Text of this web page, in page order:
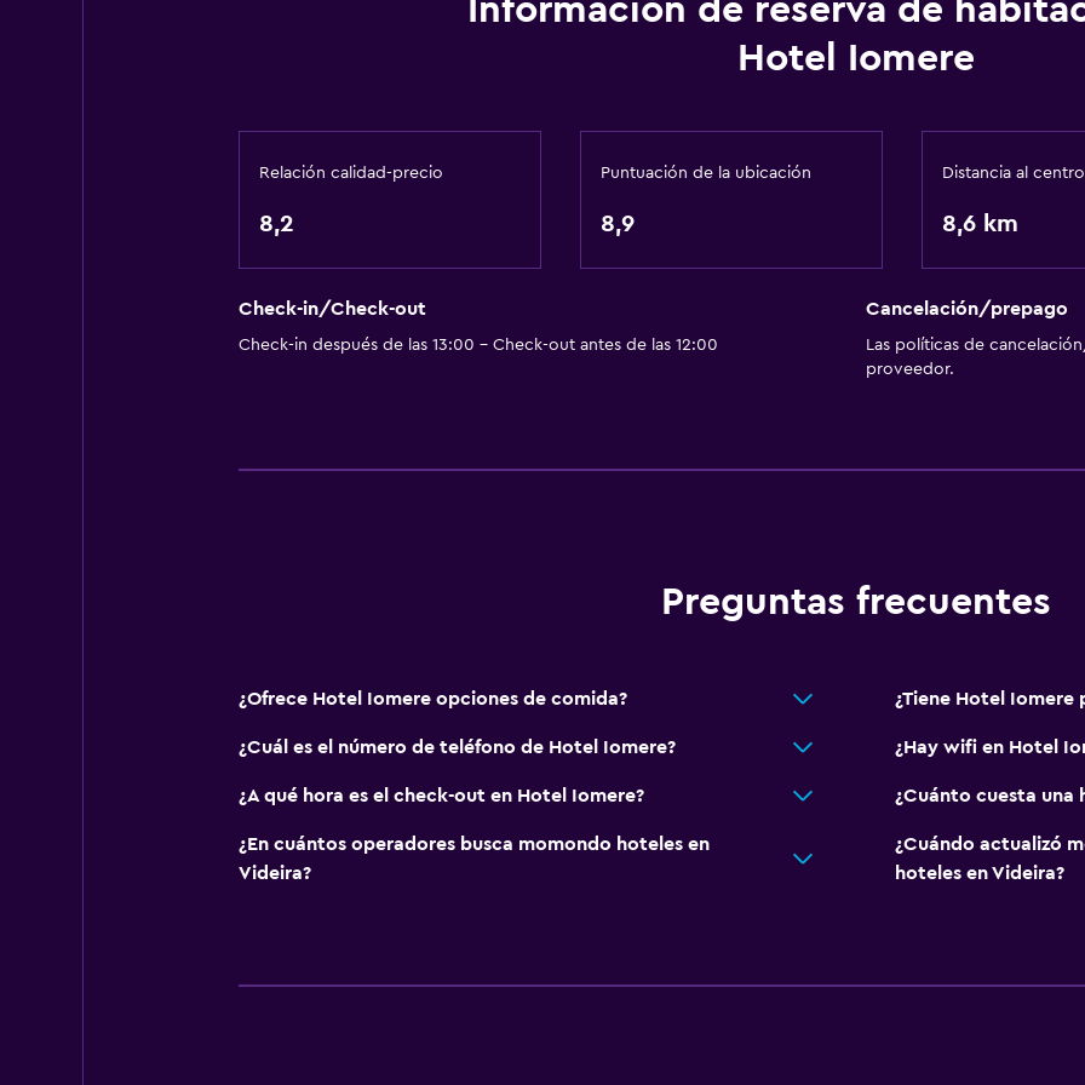
Minibar
Estacionamiento y
Información de reserva de
Hotel Iomere
Relación calidad-precio
8,2
Puntuación de la ubicación
8,9
Distancia al centro
8,6 km
Check-in/Check-out
Check-in después de las 13:00 - Check-out antes de las 12:00
Cancelación/prepago
Las políticas de
proveedor.
Preguntas frecuentes
¿Ofrece Hotel Iomere opciones de comida? ¿Tiene Hotel Iomere
¿Cuál es el número de teléfono de Hotel Iomere? ¿Hay wifi en Hotel
¿A qué hora es el check-out en Hotel Iomere? ¿Cuánto cuesta una
¿En cuántos operadores busca momondo hoteles en
Videira?
¿Cuándo actualizó
hoteles en Videira?